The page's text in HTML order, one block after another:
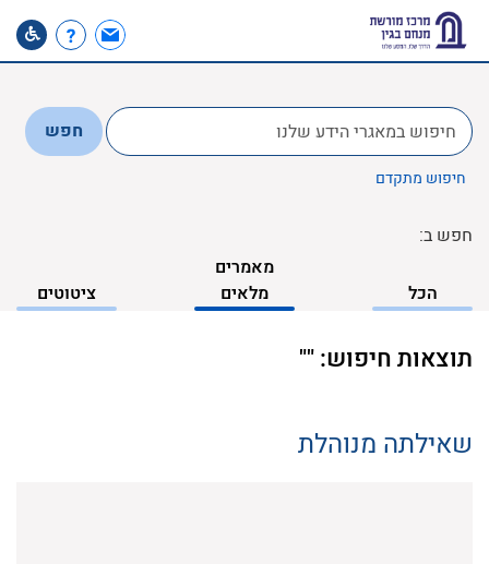
לחפש
ב:
חפש
חיפוש מתקדם
חפש ב:
הכל
מאמרים
מלאים
ציטוטים
תוצאות חיפוש: ""
שאילתה מנוהלת